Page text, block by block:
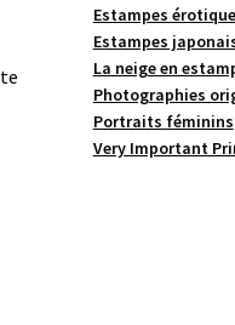
Estampes
Estampes
La neige en
Photographies
Portraits féminins
Very Important